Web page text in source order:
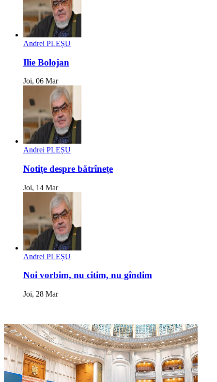
Andrei PLEȘU
Ilie Bolojan
Joi, 06 Mar
Andrei PLEȘU
Notițe despre bătrînețe
Joi, 14 Mar
Andrei PLEȘU
Noi vorbim, nu citim, nu gîndim
Joi, 28 Mar